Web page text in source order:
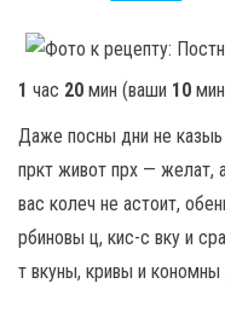
1 час 20 мин (ваши 10 мин
Даже посны дни не
пркт живот прх — желат,
вас колеч не астоит,
рбиновы ц, кис-с вку и
т вкуны, кривы и кономны